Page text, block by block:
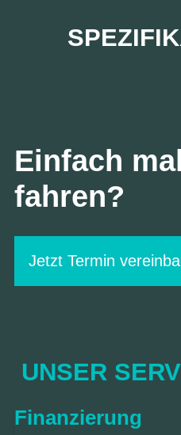
Einfach
fahren?
Jetzt Termin
UNSER
Finanzierung